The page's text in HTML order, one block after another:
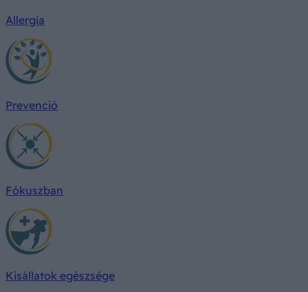
Allergia
Prevenció
Fókuszban
Kisállatok egészsége